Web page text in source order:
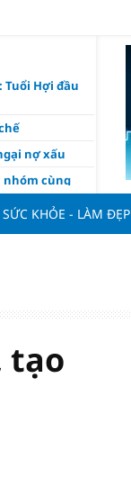
Tuổi Hợi đầu
nợ xấu
nhóm cùng
thị trường?
được lợi
SỨC KHỎE - LÀM ĐẸP
tạo